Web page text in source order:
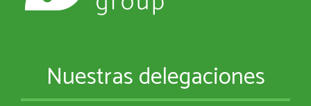
Nuestras delegaciones